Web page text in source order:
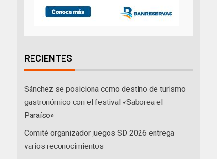
RECIENTES
Sánchez se posiciona como destino de turismo
gastronómico con el festival «Saborea el
Paraíso»
Comité organizador juegos SD 2026 entrega
varios reconocimientos